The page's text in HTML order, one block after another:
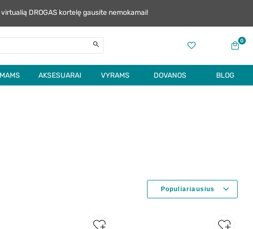
DROGAS kortelę gausite nemokamai!
0
AKSESUARAI VYRAMS DOVANOS BLOG